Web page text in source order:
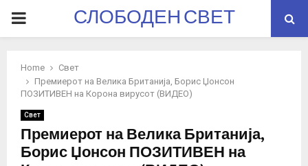
PRIMARYСЛОБОДЕН СВЕТ
Home
Свет
Премиерот на Велика Британија, Борис Џонсон
ПОЗИТИВЕН на Корона вирусот (ВИДЕО)
Свет
Премиерот на Велика Британија,
Борис Џонсон ПОЗИТИВЕН на